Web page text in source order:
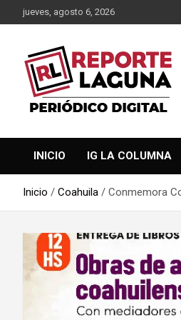
Saltar
al
jueves, agosto 6, 2026
Reporte
INICIO IG LA COLUMNA
Inicio Coahuila Conmemora